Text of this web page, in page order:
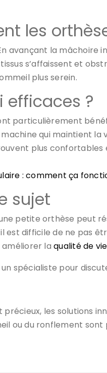
les
avançant la mâchoire
s’affaissent et
plus serein.
efficaces ?
particulièrement
qui maintient
plus confortables
: comment ça
sujet
petite orthèse peut
difficile de ne pas
améliorer laqualité de vie
spécialiste pour
précieux, les solutions
ou du ronflement